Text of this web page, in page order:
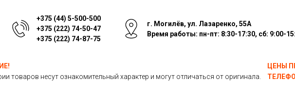
+375 (44) 5-500-500
+375 (222) 74-50-47
+375 (222) 74-87-75
г. Могилёв, ул. Лазаренко, 55А
Время работы: пн-пт: 8:30-17:30, сб: 9:00-
ЦЕНЫ
товаров несут ознакомительный характер и могут отличаться от оригинала.